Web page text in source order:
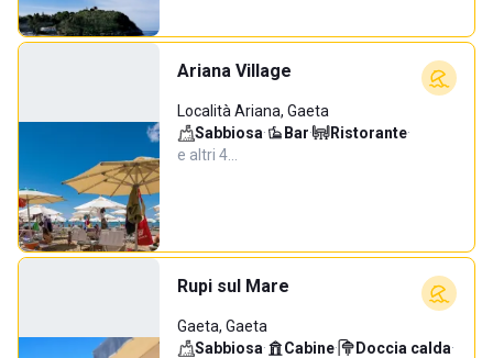
Ariana Village
Località Ariana, Gaeta
Sabbiosa· Bar· Ristorante·
e altri 4…
Rupi sul Mare
Gaeta, Gaeta
Sabbiosa· Cabine· Doccia calda·